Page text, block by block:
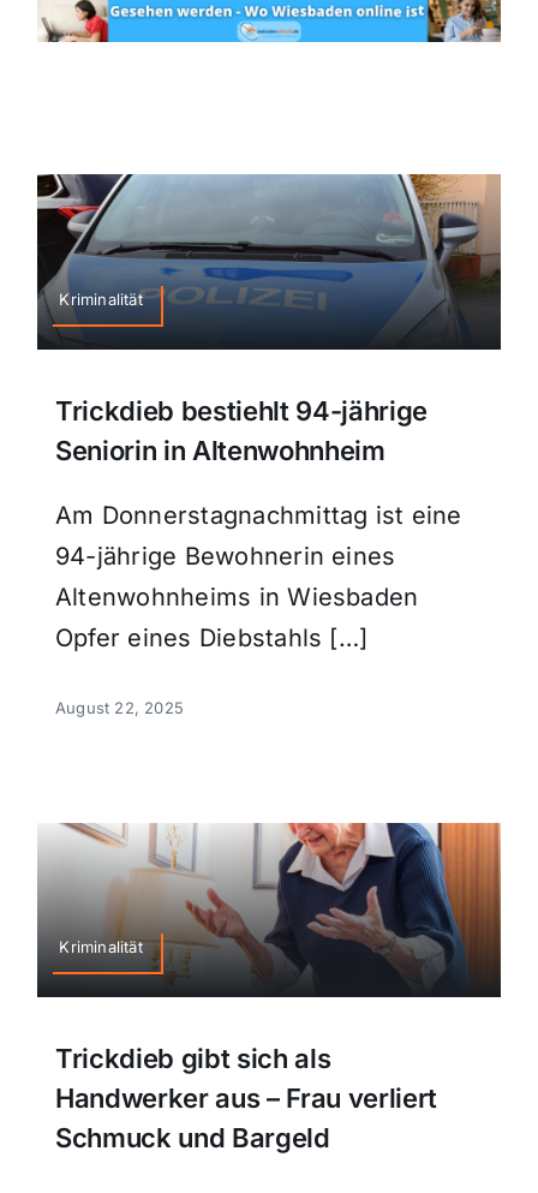
Kriminalität
Trickdieb bestiehlt 94-jährige
Seniorin in Altenwohnheim
Am Donnerstagnachmittag ist eine
94-jährige Bewohnerin eines
Altenwohnheims in Wiesbaden
Opfer eines Diebstahls […]
August 22, 2025
Kriminalität
Trickdieb gibt sich als
Handwerker aus – Frau verliert
Schmuck und Bargeld